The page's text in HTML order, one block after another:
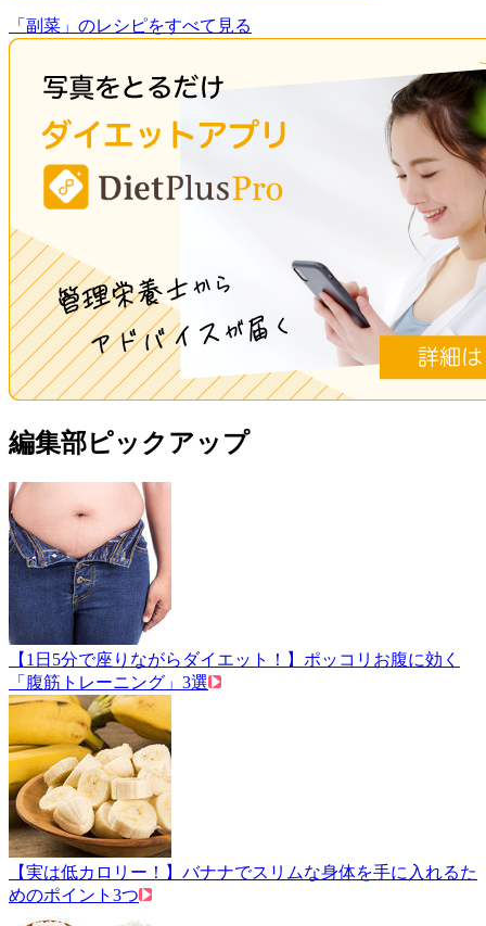
「副菜」のレシピをすべて見る
編集部ピックアップ
【1日5分で座りながらダイエット！】ポッコリお腹に効く
「腹筋トレーニング」3選
【実は低カロリー！】バナナでスリムな身体を手に入れるた
めのポイント3つ